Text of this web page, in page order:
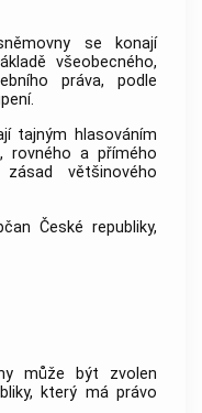
se konají
všeobecného,
práva, podle
tajným hlasováním
rovného a přímého
většinového
České republiky,
může být zvolen
který má právo